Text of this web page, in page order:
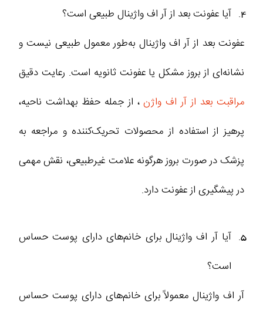
آیا عفونت بعد از آر اف واژینال طبیعی است؟
عفونت بعد از آر اف واژینال به‌طور معمول طبیعی نیست و
نشانه‌ای از بروز مشکل یا عفونت ثانویه است. رعایت دقیق
مراقبت بعد از آر اف واژن، از جمله حفظ بهداشت ناحیه،
پرهیز از استفاده از محصولات تحریک‌کننده و مراجعه به
پزشک در صورت بروز هرگونه علامت غیرطبیعی، نقش مهمی
در پیشگیری از عفونت دارد.
آیا آر اف واژینال برای خانم‌های دارای پوست حساس
است؟
آر اف واژینال معمولاً برای خانم‌های دارای پوست حساس